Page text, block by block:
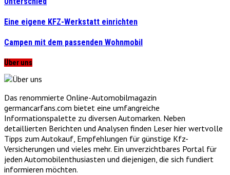
Eine eigene KFZ-Werkstatt einrichten
Campen mit dem passenden Wohnmobil
Über uns
Das renommierte Online-Automobilmagazin
germancarfans.com bietet eine umfangreiche
Informationspalette zu diversen Automarken. Neben
detaillierten Berichten und Analysen finden Leser hier wertvolle
Tipps zum Autokauf, Empfehlungen für günstige Kfz-
Versicherungen und vieles mehr. Ein unverzichtbares Portal für
jeden Automobilenthusiasten und diejenigen, die sich fundiert
informieren möchten.